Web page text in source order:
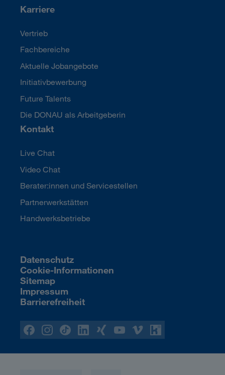
Karriere
Vertrieb
Fachbereiche
Aktuelle Jobangebote
Initiativbewerbung
Future Talents
Die DONAU als Arbeitgeberin
Kontakt
Live Chat
Video Chat
Berater:innen und Servicestellen
Partnerwerkstätten
Handwerksbetriebe
Datenschutz
Cookie-Informationen
Sitemap
Impressum
Barrierefreiheit